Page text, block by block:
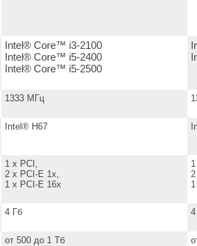
Intel® Core™ i3-2100
Intel® Core™ i5-2400
Intel® Core™ i5-2500
1333 МГц
Intel® H67
1 x PCI,
2 x PCI-E 1x,
1 x PCI-E 16x
4 Гб
от 500 до 1 Тб